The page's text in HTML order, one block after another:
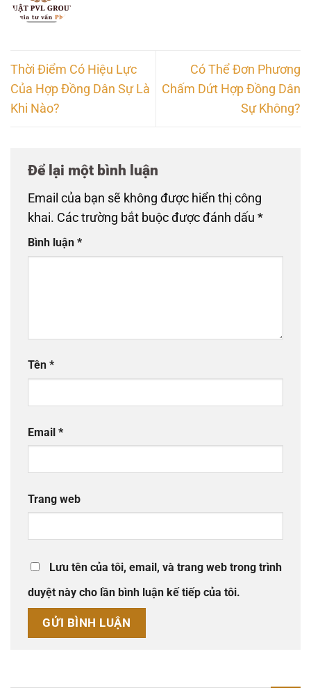
Thời Điểm Có Hiệu Lực
Của Hợp Đồng Dân Sự Là
Khi Nào?
Có Thể Đơn Phương
Chấm Dứt Hợp Đồng Dân
Sự Không?
Để lại một bình luận
Email của bạn sẽ không được hiển thị công
khai. Các trường bắt buộc được đánh dấu *
Bình luận *
Tên *
Email *
Trang web
Lưu tên của tôi, email, và trang web trong trình
duyệt này cho lần bình luận kế tiếp của tôi.